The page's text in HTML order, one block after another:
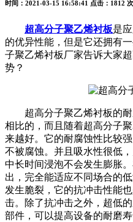
时间：2021-03-15 16:58:41 点击：1812 次
超高分子聚乙烯衬板是
的优异性能，但是它还拥有
子聚乙烯衬板厂家告诉大家
势？
超高分子聚乙烯衬板的耐
相比的，而且随着超高分子
来越好。它的耐腐蚀性比较
不被腐蚀。并且吸水性很低
中长时间浸泡不会发生膨胀
出，完全能适应不同场合的
发生脆裂，它的抗冲击性能
击。除了抗冲击之外，超低
部件，可以提高设备的耐磨